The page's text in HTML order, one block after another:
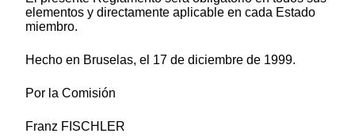
elementos y directamente aplicable en cada Estado
miembro.
Hecho en Bruselas, el 17 de diciembre de 1999.
Por la Comisión
Franz FISCHLER